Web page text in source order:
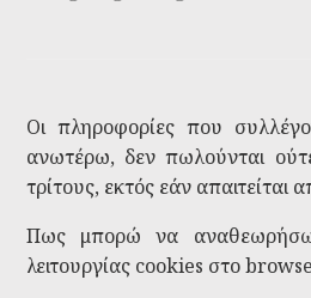
Οι πληροφορίες που
ανωτέρω, δεν πωλούνται
τρίτους, εκτός εάν απαιτείται
Πως μπορώ να αναθεωρήσω
λειτουργίας cookies στο